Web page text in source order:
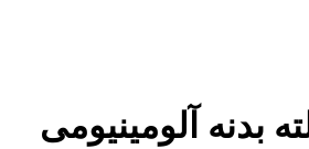
10 حالته بدنه آلومینیومی